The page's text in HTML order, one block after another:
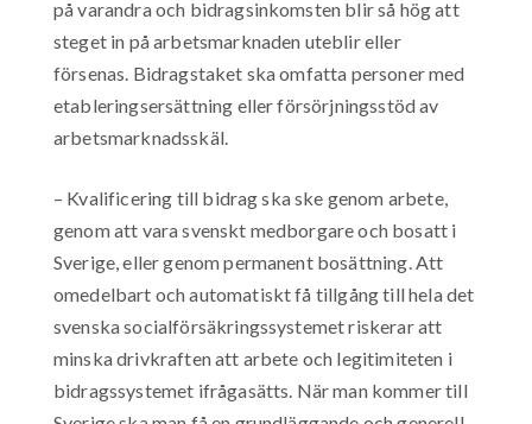
på varandra och bidragsinkomsten blir så hög att
steget in på arbetsmarknaden uteblir eller
försenas. Bidragstaket ska omfatta personer med
etableringsersättning eller försörjningsstöd av
arbetsmarknadsskäl.
– Kvalificering till bidrag ska ske genom arbete,
genom att vara svenskt medborgare och bosatt i
Sverige, eller genom permanent bosättning. Att
omedelbart och automatiskt få tillgång till hela det
svenska socialförsäkringssystemet riskerar att
minska drivkraften att arbete och legitimiteten i
bidragssystemet ifrågasätts. När man kommer till